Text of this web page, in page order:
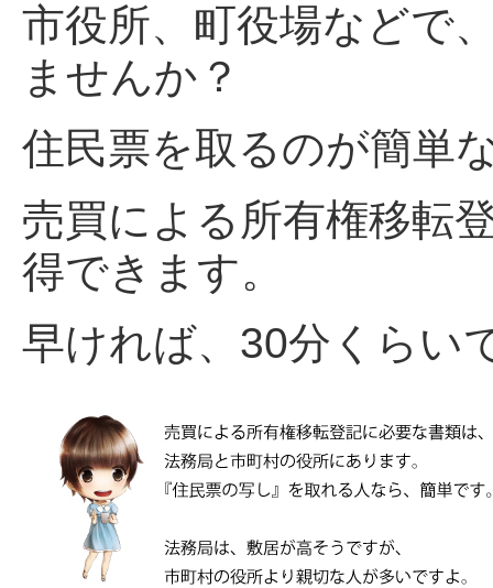
市役所、町役場などで
ませんか？
住民票を取るのが簡単
売買による所有権移転
得できます。
早ければ、30分くらい